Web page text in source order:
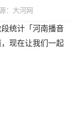
：大河网
统计「河南播音
现在让我们一起